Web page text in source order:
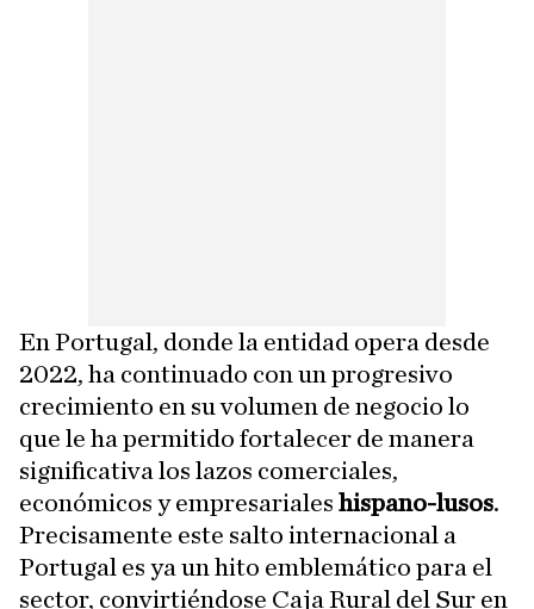
En Portugal, donde la entidad opera desde
2022, ha continuado con un progresivo
crecimiento en su volumen de negocio lo
que le ha permitido fortalecer de manera
significativa los lazos comerciales,
económicos y empresariales hispano-lusos.
Precisamente este salto internacional a
Portugal es ya un hito emblemático para el
sector, convirtiéndose Caja Rural del Sur en